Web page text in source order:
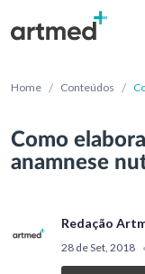
Home / Conteúdos /
Como
anamnese
Redação
28 de Set, 2018